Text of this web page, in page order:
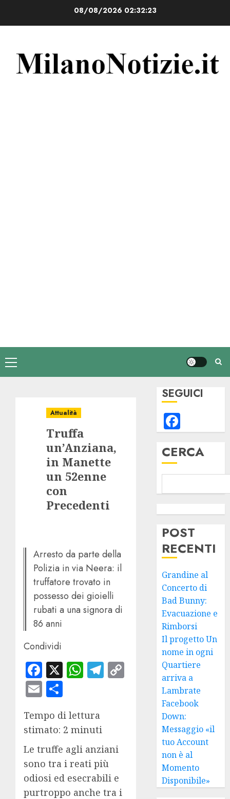
08/08/2026 02:32:24
Menu
principale
Attualità
Truffa
un’Anziana,
in Manette
un 52enne
con
Precedenti
Arresto da parte della
Polizia in via Neera: il
truffatore trovato in
possesso dei gioielli
rubati a una signora di
86 anni
Condividi
Facebook
X WhatsApp
Telegram
Email
Tempo di lettura
stimato: 2 minuti
Le truffe agli anziani
sono tra i reati più
odiosi ed esecrabili e
purtroppo anche tra i
SEGUICI
CERCA
POST
RECENTI
Grandine al
Concerto di
Bad Bunny:
Evacuazione e
Rimborsi
Il progetto Un
nome in ogni
Quartiere
arriva a
Lambrate
Facebook
Down:
Messaggio «il
tuo Account
non è al
Momento
Disponibile»